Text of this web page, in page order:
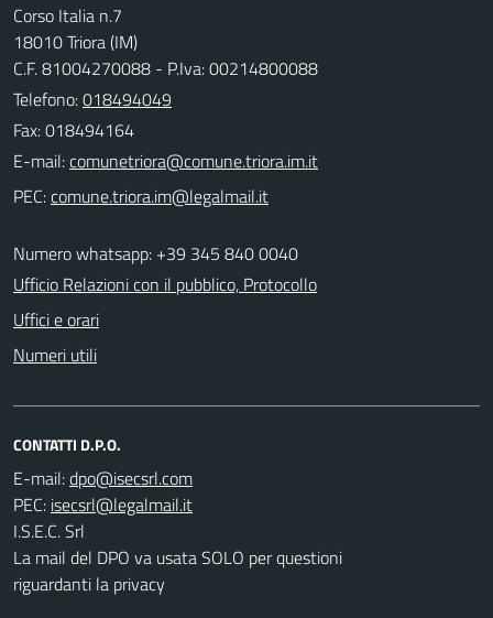
Corso Italia n.7
18010 Triora (IM)
C.F. 81004270088 - P.Iva: 00214800088
Telefono:018494049
Fax: 018494164
E-mail:
PEC:
Numero whatsapp: +39 345 840 0040
Ufficio Relazioni con il pubblico, Protocollo
Uffici e orari
Numeri utili
CONTATTI D.P.O.
E-mail:
PEC:
I.S.E.C. Srl
La mail del DPO va usata SOLO per questioni
riguardanti la privacy